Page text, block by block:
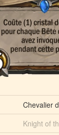
Chevalier
Knight of